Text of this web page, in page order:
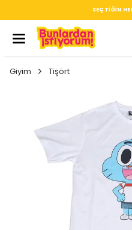
SEÇTIĞIN HER ÜRÜN,
Giyim Tişört